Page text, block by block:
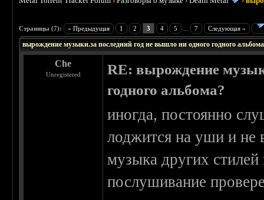
Страницы (7): « Предыдущая 1 2 3 4 5 7 Следующая »
вырождение музыки.за последний год не вышло ни одного годного
Che
Unregistered
RE: вырождение
годного альбома?
иногда, постоянно
лоджится на уши и не
музыка других
послушивание